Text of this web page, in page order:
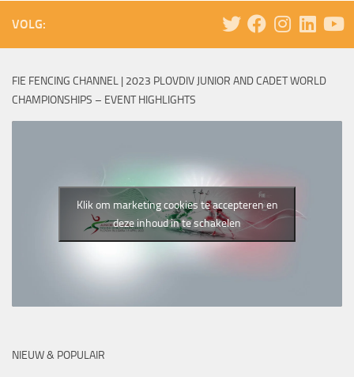
VOLG:
FIE FENCING CHANNEL | 2023 PLOVDIV JUNIOR AND CADET WORLD
CHAMPIONSHIPS – EVENT HIGHLIGHTS
Klik om marketing cookies te accepteren en
deze inhoud in te schakelen
NIEUW & POPULAIR